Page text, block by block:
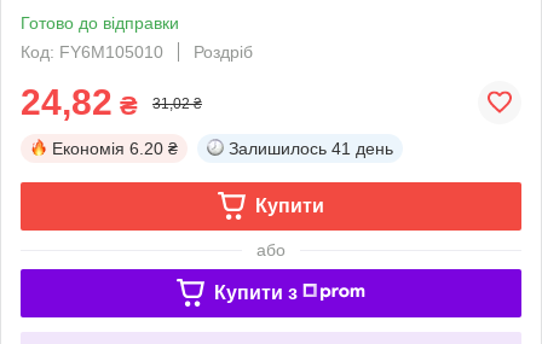
Готово до відправки
Код: FY6M105010
Роздріб
24,82 ₴ 31,02 ₴
Економія 6.20 ₴ Залишилось 41 день
Купити
або
Купити з